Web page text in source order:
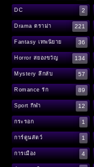
DC 2
Drama ดราม่า 221
Fantasy เทพนิยาย 36
Horror สยองขวัญ 134
Mystery ลึกลับ 57
Romance รัก 89
Sport กีฬา 12
กระรอก 1
การ์ตูนสัตว์ 1
การเมือง 4